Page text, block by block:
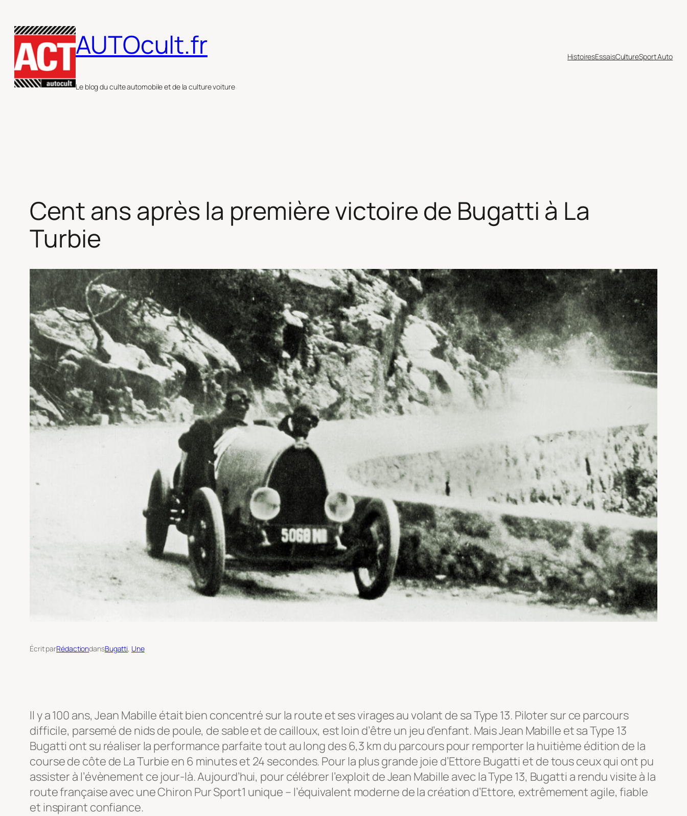
au
contenu
AUTOcult.fr
Le blog du culte automobile et de la culture voiture
HistoiresEssaisCultureSport Auto
Cent ans après la première victoire de Bugatti à La
Turbie
Écrit parRédactiondansBugatti, Une
Il y a 100 ans, Jean Mabille était bien concentré sur la route et ses virages au volant de sa Type 13. Piloter sur ce parcours
difficile, parsemé de nids de poule, de sable et de cailloux, est loin d’être un jeu d’enfant. Mais Jean Mabille et sa Type 13
Bugatti ont su réaliser la performance parfaite tout au long des 6,3 km du parcours pour remporter la huitième édition de la
course de côte de La Turbie en 6 minutes et 24 secondes. Pour la plus grande joie d’Ettore Bugatti et de tous ceux qui ont pu
assister à l’évènement ce jour-là. Aujourd’hui, pour célébrer l’exploit de Jean Mabille avec la Type 13, Bugatti a rendu visite à la
route française avec une Chiron Pur Sport1 unique – l’équivalent moderne de la création d’Ettore, extrêmement agile, fiable
et inspirant confiance.